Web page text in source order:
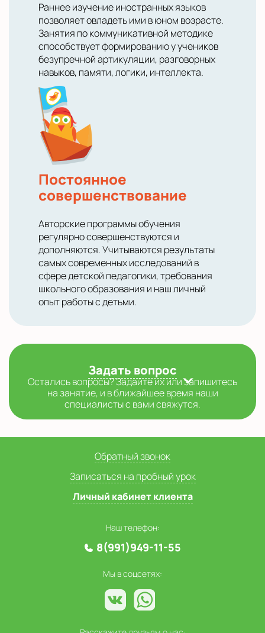
Раннее изучение иностранных языков
позволяет овладеть ими в юном возрасте.
Занятия по коммуникативной методике
способствует формированию у учеников
безупречной артикуляции, разговорных
навыков, памяти, логики, интеллекта.
Постоянное
совершенствование
Авторские программы обучения
регулярно совершенствуются и
дополняются. Учитываются результаты
самых современных исследований в
сфере детской педагогики, требования
школьного образования и наш личный
опыт работы с детьми.
Задать вопрос
Остались вопросы? Задайте их или запишитесь
на занятие, и в ближайшее время наши
специалисты с вами свяжутся.
Обратный звонок
Записаться на пробный урок
Личный кабинет клиента
Наш телефон:
8(991)949-11-55
Мы в соцсетях: